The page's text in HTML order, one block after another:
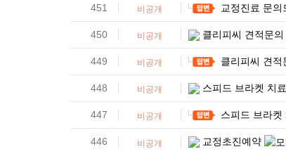
451 비공개 교정진료 문의
450 비공개 클리피씨 견적문
449 비공개 클리피씨 견적
448 비공개 스피드 브라켓 치
447 비공개 스피드 브라켓
446 비공개 교정초진예약